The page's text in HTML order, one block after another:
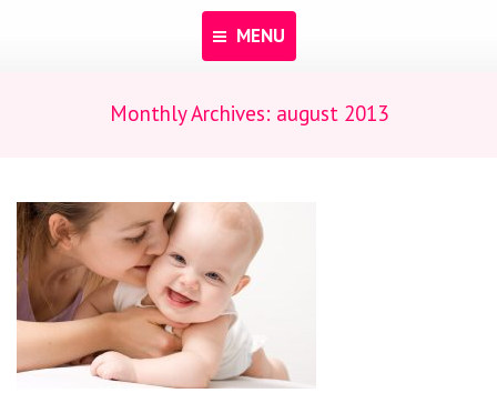
MENU
Acasă
Programe
Pentru dascăli
Evenimente
Materiale educaționale
Blog
Monthly Archives: august 2013